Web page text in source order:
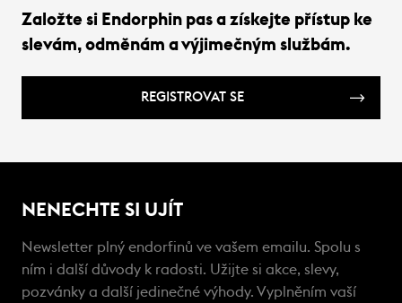
Založte si Endorphin pas a získejte přístup ke
slevám, odměnám a výjimečným službám.
REGISTROVAT SE
NENECHTE SI UJÍT
Newsletter plný endorfinů ve vašem emailu. Spolu s
ním i další důvody k radosti. Užijte si akce, slevy,
pozvánky a další jedinečné výhody. Vyplněním vaší